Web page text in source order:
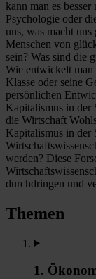
kann man es
Psychologie oder
uns, was macht
Menschen von
sein? Was sind die
Wie entwickelt man
Klasse oder seine
persönlichen
Kapitalismus in der
die Wirtschaft
Kapitalismus in der
werden? Diese
durchdringen und
Themen
1.